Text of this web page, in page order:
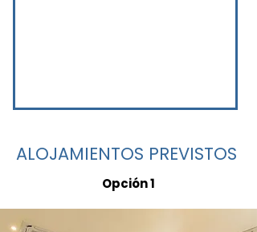
ALOJAMIENTOS PREVISTOS
Opción 1